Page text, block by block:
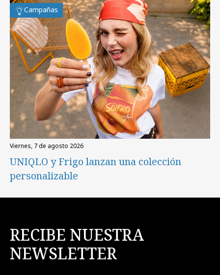
Campañas
viernes, 7 de agosto 2026
UNIQLO y Frigo lanzan una colección
personalizable
RECIBE NUESTRA
NEWSLETTER